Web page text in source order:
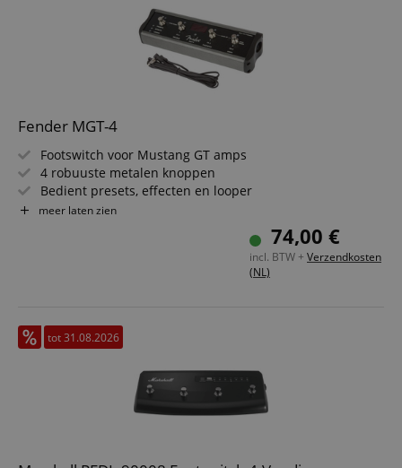
Fender MGT-4
Footswitch voor Mustang GT amps
4 robuuste metalen knoppen
Bedient presets, effecten en looper
Handsfree bediening van de onboard-tuner
meer laten zien
74,00 €
incl. BTW + Verzendkosten
(NL)
tot 31.08.2026